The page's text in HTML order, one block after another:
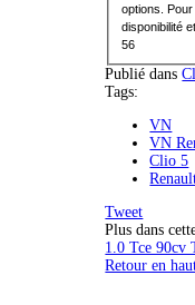
options.
disponibilité
56
Publié dans
Tags:
VN
VN
Clio 5
Tweet
Plus dans
1.0 Tce 90cv
Retour en